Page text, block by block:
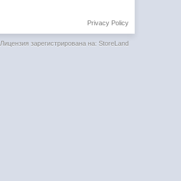
Privacy Policy
Лицензия зарегистрирована на: StoreLand